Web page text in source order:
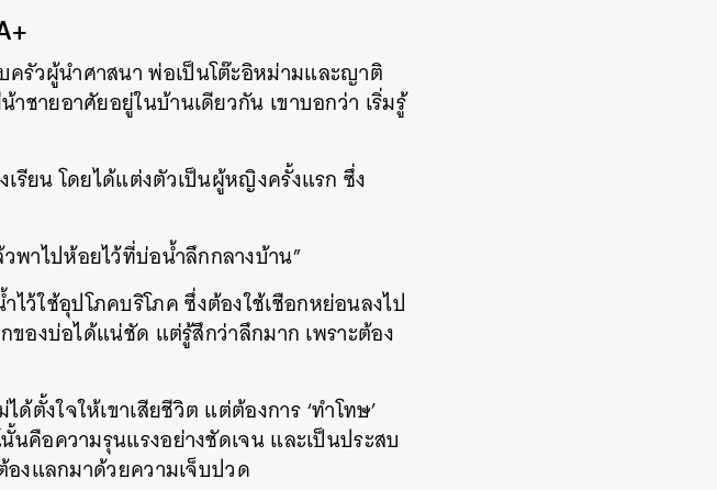
ครัวผู้นำศาสนา พ่อเป็นโต๊ะอิหม่ามและญาติ
ายอาศัยอยู่ในบ้านเดียวกัน เขาบอกว่า เริ่มรู้
เรียน โดยได้แต่งตัวเป็นผู้หญิงครั้งแรก ซึ่ง
าไปห้อยไว้ที่บ่อน้ำลึกกลางบ้าน”
ว้ใช้อุปโภคบริโภค ซึ่งต้องใช้เชือกหย่อนลงไป
ของบ่อได้แน่ชัด แต่รู้สึกว่าลึกมาก เพราะต้อง
ตั้งใจให้เขาเสียชีวิต แต่ต้องการ ‘ทำโทษ’
คือความรุนแรงอย่างชัดเจน และเป็นประสบ
องแลกมาด้วยความเจ็บปวด